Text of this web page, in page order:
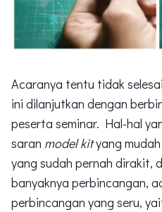
Acaranya tentu tidak
ini dilanjutkan dengan
peserta seminar. Hal-hal
saran model kityang
yang sudah pernah dirakit,
banyaknya perbincangan,
perbincangan yang seru,